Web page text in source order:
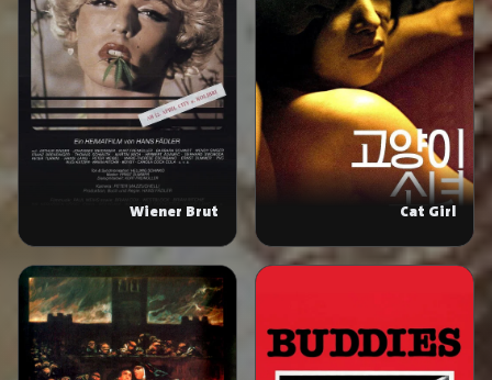
Cat Girl
Wiener Brut